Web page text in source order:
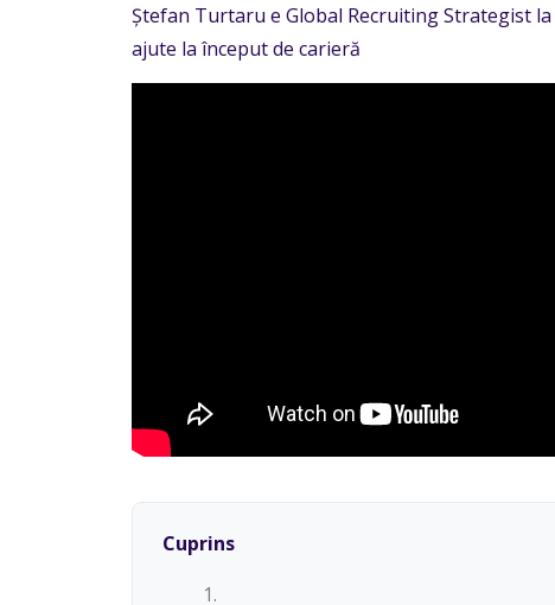
Ștefan Turtaru e Global Recruiting Strategist la
ajute la început de carieră
Cuprins